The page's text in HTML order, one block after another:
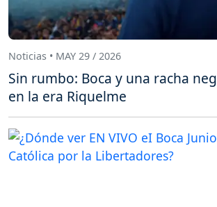
Noticias • MAY 29 / 2026
Sin rumbo: Boca y una racha
en la era Riquelme